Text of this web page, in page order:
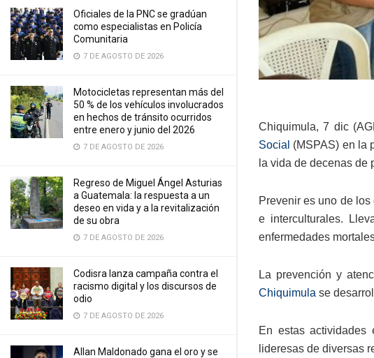
Oficiales de la PNC se gradúan
como especialistas en Policía
Comunitaria
7 DE AGOSTO DE 2026
Motocicletas representan más del
50 % de los vehículos involucrados
en hechos de tránsito ocurridos
entre enero y junio del 2026
7 DE AGOSTO DE 2026
Regreso de Miguel Ángel Asturias
a Guatemala: la respuesta a un
deseo en vida y a la revitalización
de su obra
7 DE AGOSTO DE 2026
Codisra lanza campaña contra el
racismo digital y los discursos de
odio
7 DE AGOSTO DE 2026
Allan Maldonado gana el oro y se
Chiquimula, 7 dic
Social (MSPAS) en la
la vida de decenas de
Prevenir es uno de
e interculturales.
enfermedades
La prevención y
Chiquimula se
En estas actividades
lideresas de diversas